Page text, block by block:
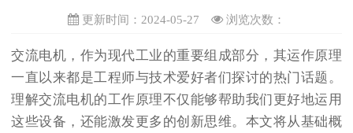
更新时间：2024-05-27 浏览次数：
交流电机 ，作为现代工业的重要组成部分，其运作原理
一直以来都是工程师与技术爱好者们探讨的热门话题。
理解交流电机的工作原理不仅能够帮助我们更好地运用
这些设备，还能激发更多的创新思维。本文将从基础概